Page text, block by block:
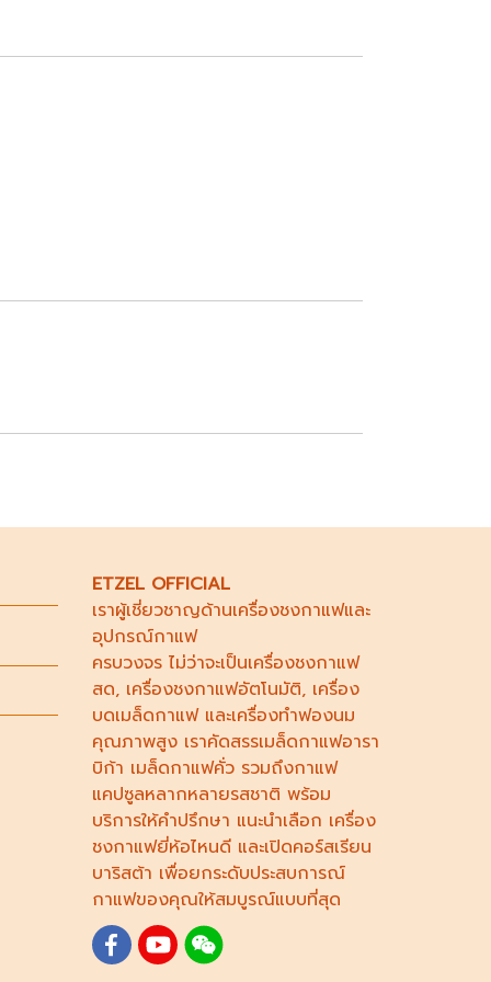
ETZEL OFFICIAL
เราผู้เชี่ยวชาญด้านเครื่องชงกาแฟและ
อุปกรณ์กาแฟ
ครบวงจร ไม่ว่าจะเป็นเครื่องชงกาแฟ
สด, เครื่องชงกาแฟอัตโนมัติ, เครื่อง
บดเมล็ดกาแฟและเครื่องทำฟองนม
คุณภาพสูง เราคัดสรรเมล็ดกาแฟอารา
บิก้า เมล็ดกาแฟคั่ว รวมถึงกาแฟ
แคปซูลหลากหลายรสชาติ พร้อม
บริการให้คำปรึกษา แนะนำเลือก เครื่อง
ชงกาแฟยี่ห้อไหนดีและเปิดคอร์สเรียน
บาริสต้า เพื่อยกระดับประสบการณ์
กาแฟของคุณให้สมบูรณ์แบบที่สุด